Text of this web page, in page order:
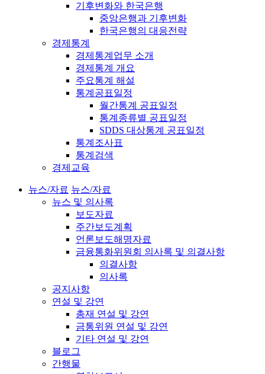
기후변화와 한국은행
중앙은행과 기후변화
한국은행의 대응전략
경제통계
경제통계업무 소개
경제통계 개요
주요통계 해설
통계공표일정
월간통계 공표일정
통계종류별 공표일정
SDDS 대상통계 공표일정
통계조사표
통계검색
경제교육
뉴스/자료 뉴스/자료
뉴스 및 의사록
보도자료
주간보도계획
언론보도해명자료
금융통화위원회 의사록 및 의결사항
의결사항
의사록
공지사항
연설 및 강연
총재 연설 및 강연
금통위원 연설 및 강연
기타 연설 및 강연
블로그
간행물